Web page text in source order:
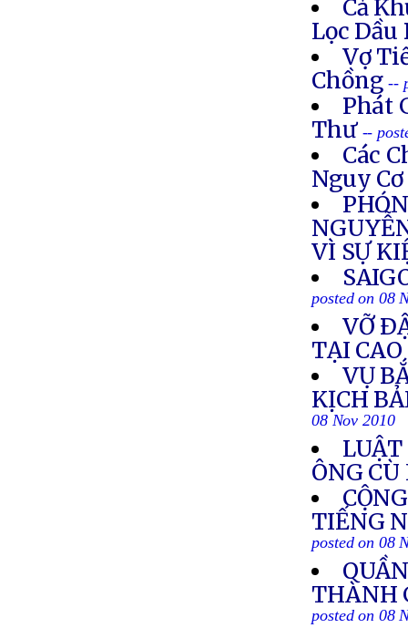
Cả
Lọc Dầu
Vợ
Chồng --
Phát
Thư --
Các
Nguy
VÌ SỰ
posted on 08
VỠ
TẠI
VỤ
KỊCH
08 Nov 2010
ÔNG
TIẾNG
posted on 08
THÀNH
posted on 08